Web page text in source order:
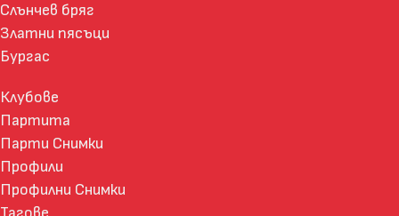
Слънчев бряг
Златни пясъци
Бургас
Клубове
Партита
Парти Снимки
Профили
Профилни Снимки